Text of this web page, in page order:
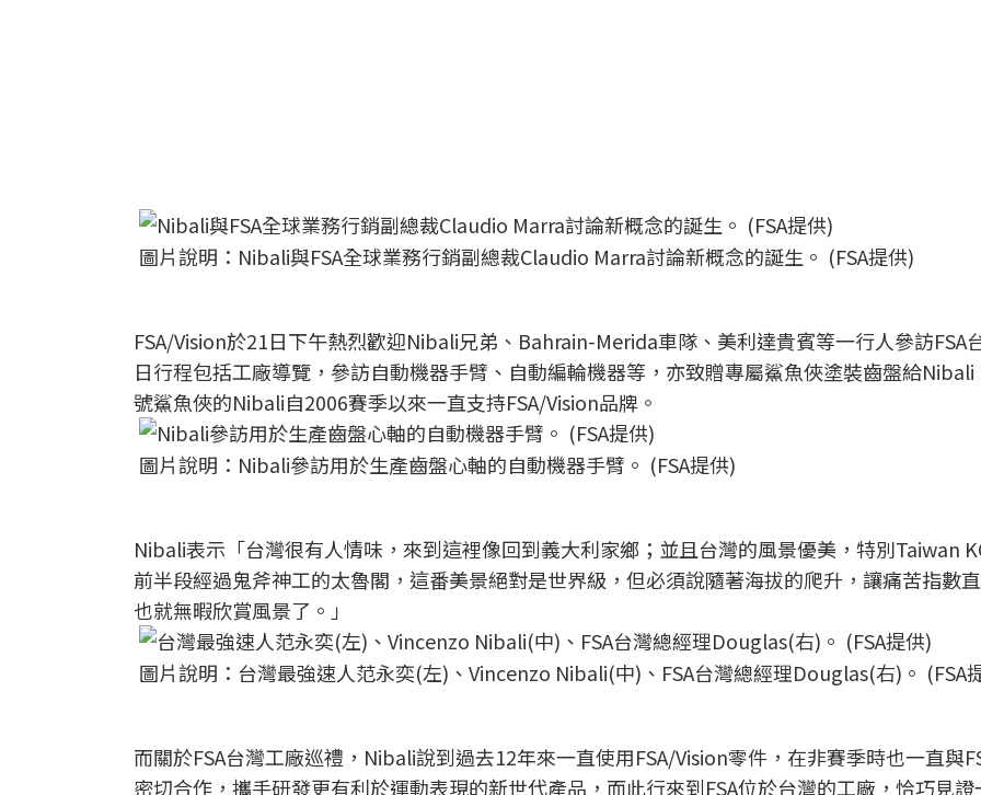
圖片說明：Nibali與FSA全球業務行銷副總裁Claudio Marra討論新概念的誕生。 (FSA提供)
FSA/Vision於21日下午熱烈歡迎Nibali兄弟、Bahrain-Merida車隊、美利達貴賓等一行人參訪FSA
日行程包括工廠導覽，參訪自動機器手臂、自動編輪機器等，亦致贈專屬鯊魚俠塗裝齒盤給Nibali
號鯊魚俠的Nibali自2006賽季以來一直支持FSA/Vision品牌。
圖片說明：Nibali參訪用於生產齒盤心軸的自動機器手臂。 (FSA提供)
Nibali表示「台灣很有人情味，來到這裡像回到義大利家鄉；並且台灣的風景優美，特別Taiwan
前半段經過鬼斧神工的太魯閣，這番美景絕對是世界級，但必須說隨著海拔的爬升，讓痛苦指數直
也就無暇欣賞風景了。」
圖片說明：台灣最強速人范永奕(左)、Vincenzo Nibali(中)、FSA台灣總經理Douglas(右)。 (FSA
而關於FSA台灣工廠巡禮，Nibali說到過去12年來一直使用FSA/Vision零件，在非賽季時也一直與
密切合作，攜手研發更有利於運動表現的新世代產品，而此行來到FSA位於台灣的工廠，恰巧見證